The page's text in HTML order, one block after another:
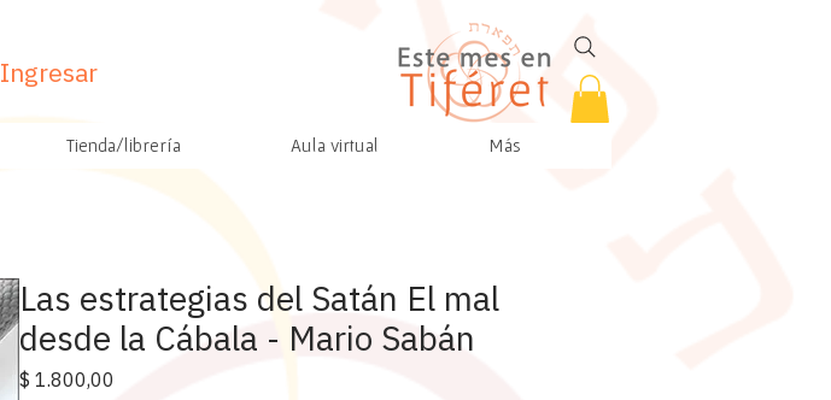
Ingresar
Tienda/librería Aula virtual Más
Las estrategias del Satán El mal
desde la Cábala - Mario Sabán
$ 1.800,00